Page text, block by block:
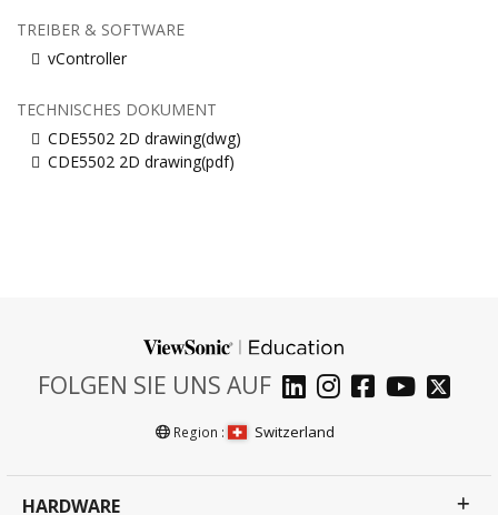
TREIBER & SOFTWARE
vController
TECHNISCHES DOKUMENT
CDE5502 2D drawing(dwg)
CDE5502 2D drawing(pdf)
FOLGEN SIE UNS AUF
Region : Switzerland
HARDWARE